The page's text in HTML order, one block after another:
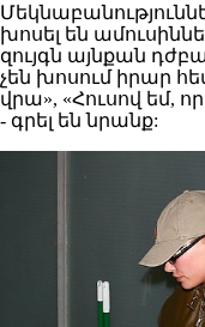
խոսել են
զույգն այնքան
չեն խոսում իրար
վրա», «Հուսով եմ,
- գրել են նրանք: